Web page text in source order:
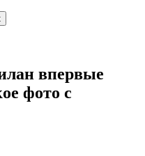
впервые
фото с